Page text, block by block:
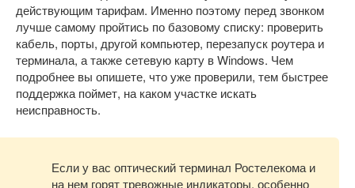
действующим тарифам. Именно поэтому перед звонком
лучше самому пройтись по базовому списку: проверить
кабель, порты, другой компьютер, перезапуск роутера и
терминала, а также сетевую карту в Windows. Чем
подробнее вы опишете, что уже проверили, тем быстрее
поддержка поймет, на каком участке искать
неисправность.
Если у вас оптический терминал Ростелекома и
на нем горят тревожные индикаторы, особенно